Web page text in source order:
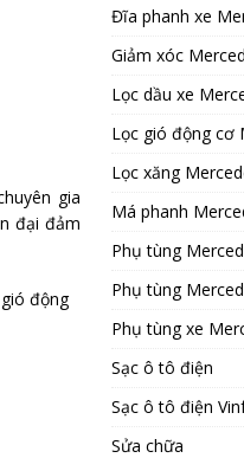
gia
đại đảm
động
Đĩa phanh xe
Giảm xóc
Lọc dầu xe
Lọc gió động cơ
Lọc xăng
Má phanh
Phụ tùng
Phụ tùng
Phụ tùng xe
Sạc ô tô điện
Sạc ô tô điện
Sửa chữa